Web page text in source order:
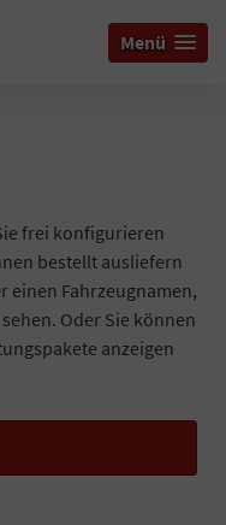
Menü
frei konfigurieren
bestellt ausliefern
einen Fahrzeugnamen,
Oder Sie können
anzeigen